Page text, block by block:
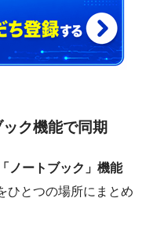
ク機能で同期
ノートブック」機能
ひとつの場所にまとめ